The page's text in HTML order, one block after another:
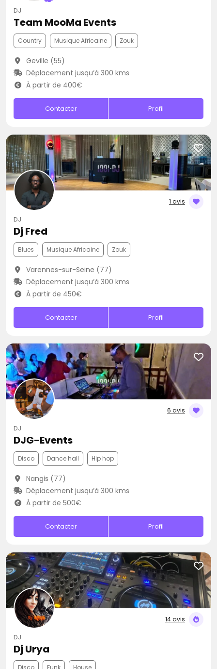
DJ
Team MooMa Events
Country Musique Africaine Zouk
Geville (55)
Déplacement jusqu’à 300 kms
À partir de 400€
Contacter Profil
1 avis
DJ
Dj Fred
Blues Musique Africaine Zouk
Varennes-sur-Seine (77)
Déplacement jusqu’à 300 kms
À partir de 450€
Contacter Profil
6 avis
DJ
DJG-Events
Disco Dance hall Hip hop
Nangis (77)
Déplacement jusqu’à 300 kms
À partir de 500€
Contacter Profil
14 avis
DJ
Dj Urya
Disco Funk House